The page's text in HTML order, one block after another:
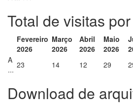
Total de visitas
Fevereiro
2026
Março
2026
Abril
2026
Maio
2026
A
... 23 14 12 29
Download de